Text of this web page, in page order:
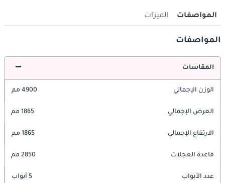
المواصفات الميزات
المواصفات
المقاسات
الوزن الإجمالي 4900 مم
العرض الإجمالي 1865 مم
الارتفاع الإجمالي 1865 مم
قاعدة العجلات 2850 مم
عدد الأبواب 5 أبواب